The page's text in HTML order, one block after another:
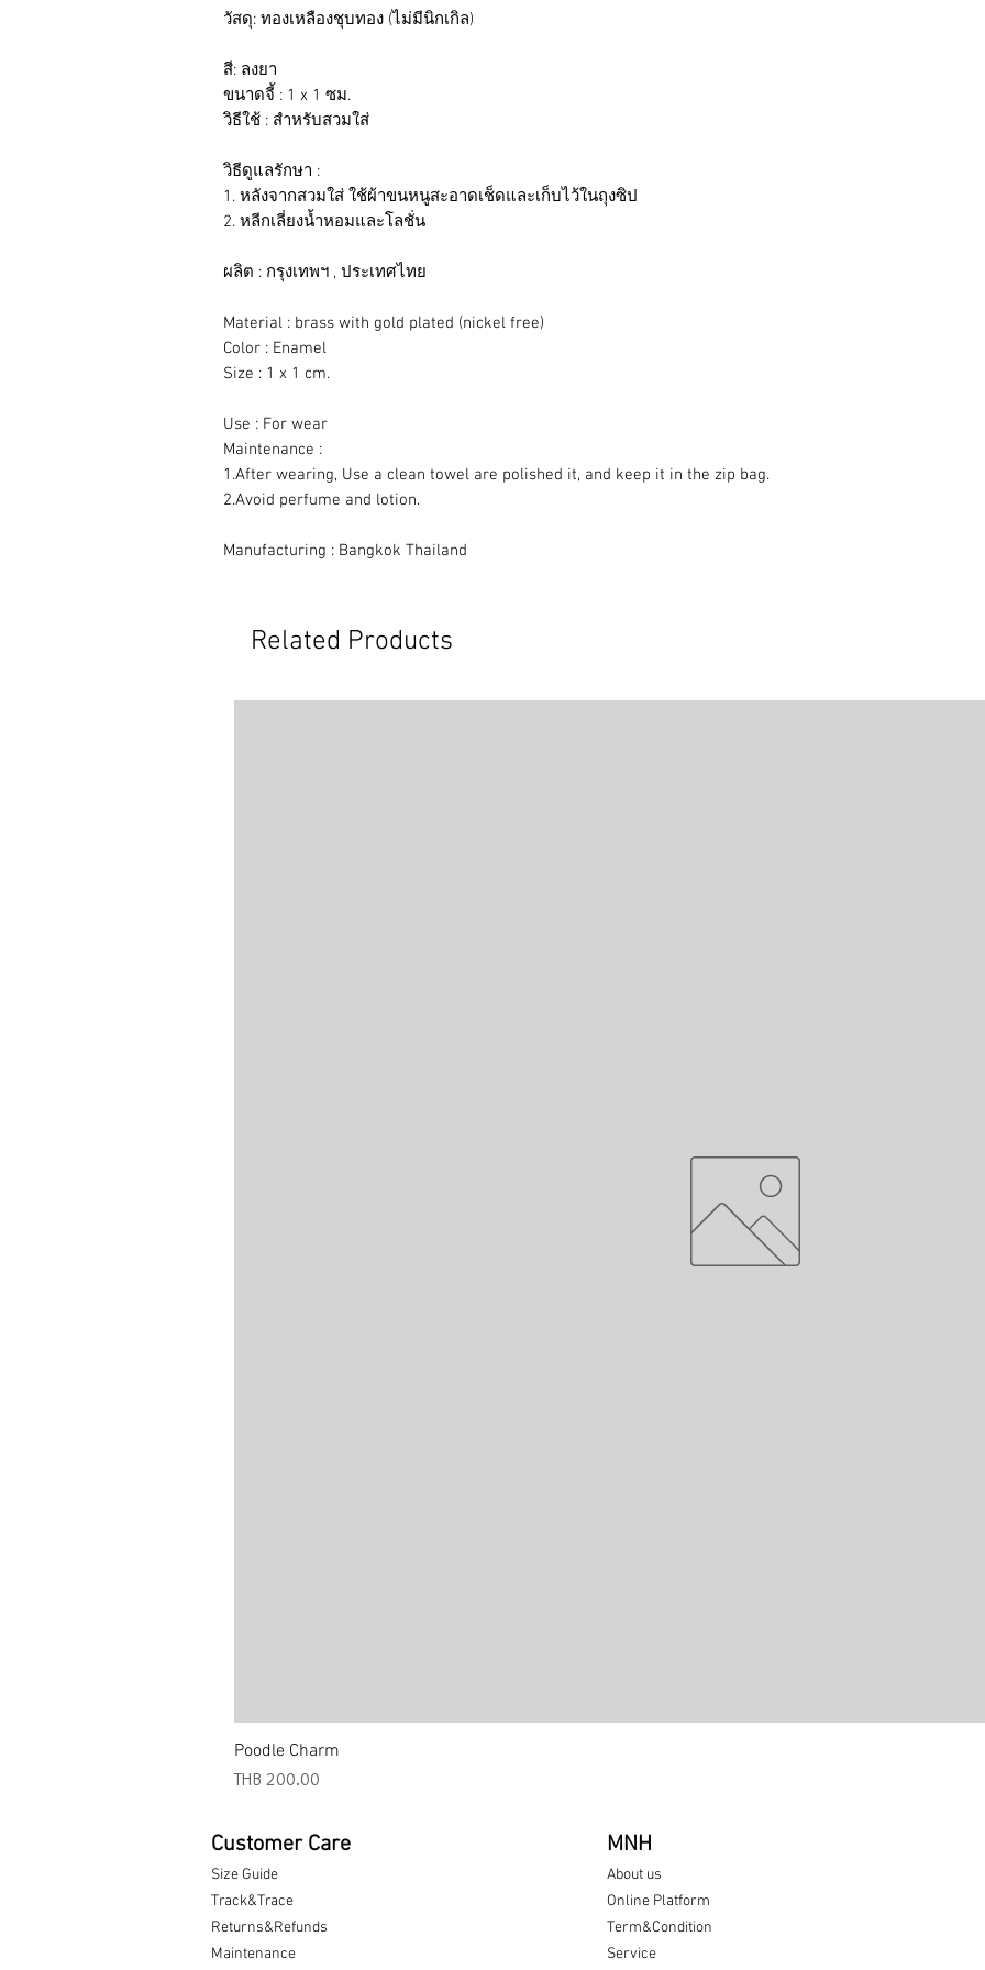
วัสดุ: ทองเหลืองชุบทอง (ไม่มีนิกเกิล)
สี: ลงยา
ขนาดจี้ : 1 x 1 ซม.
วิธีใช้ : สำหรับสวมใส่
วิธีดูแลรักษา :
1. หลังจากสวมใส่ ใช้ผ้าขนหนูสะอาดเช็ดและเก็บไว้ในถุงซิป
2. หลีกเลี่ยงน้ำหอมและโลชั่น
ผลิต : กรุงเทพฯ , ประเทศไทย
Material : brass with gold plated (nickel free)
Color : Enamel
Size : 1 x 1 cm.
Use : For wear
Maintenance :
1.After wearing, Use a clean towel are polished it, and keep it in the zip bag.
2.Avoid perfume and lotion.
Manufacturing : Bangkok Thailand
Related Products
Poodle Charm
Price
THB 200.00
Customer Care
Size Guide
Track&Trace
Returns&Refunds
Maintenance
MNH
About us
Online Platform
Term&Condition
Service